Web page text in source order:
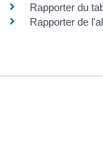
Rapporter du
Rapporter de